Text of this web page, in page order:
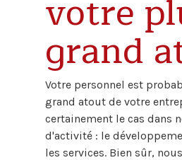
votre
grand
Votre personnel est
grand atout de votre
certainement le cas dans
d'activité : le
les services. Bien sûr,